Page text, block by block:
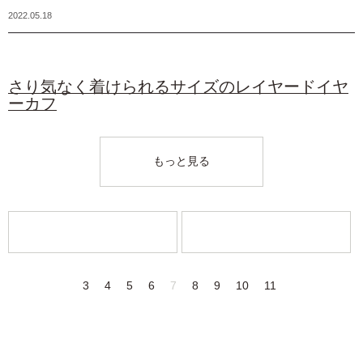
2022.05.18
さり気なく着けられるサイズのレイヤードイヤ
ーカフ
もっと見る
3
4 5 6 7 8 9 10 11